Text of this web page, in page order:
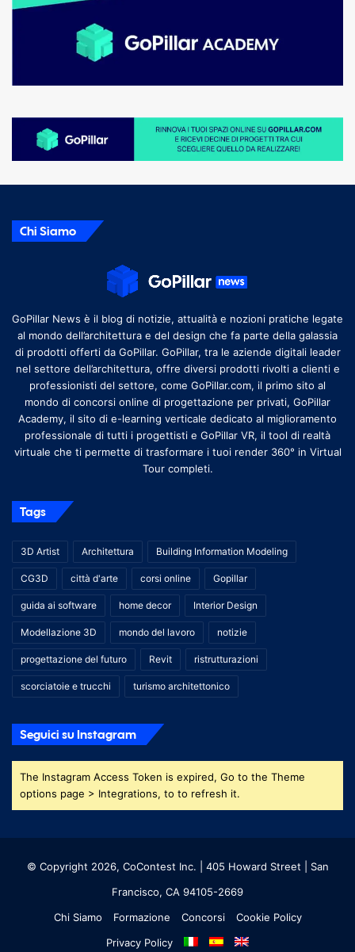
Chi Siamo
GoPillar News è il blog di notizie, attualità e nozioni pratiche legate
al mondo dell’architettura e del design che fa parte della galassia
di prodotti offerti da GoPillar. GoPillar, tra le aziende digitali leader
nel settore dell’architettura, offre diversi prodotti rivolti a clienti e
professionisti del settore, come GoPillar.com, il primo sito al
mondo di concorsi online di progettazione per privati, GoPillar
Academy, il sito di e-learning verticale dedicato al miglioramento
professionale di tutti i progettisti e GoPillar VR, il tool di realtà
virtuale che ti permette di trasformare i tuoi render 360° in Virtual
Tour completi.
Tags
3D Artist Architettura Building Information Modeling
CG3D città d'arte corsi online Gopillar
guida ai software home decor Interior Design
Modellazione 3D mondo del lavoro notizie
progettazione del futuro Revit ristrutturazioni
scorciatoie e trucchi turismo architettonico
Seguici su Instagram
The Instagram Access Token is expired, Go to the Theme
options page > Integrations, to to refresh it.
© Copyright 2026, CoContest Inc. | 405 Howard Street | San
Francisco, CA 94105-2669
Chi Siamo
Formazione Concorsi
Cookie Policy
Privacy Policy